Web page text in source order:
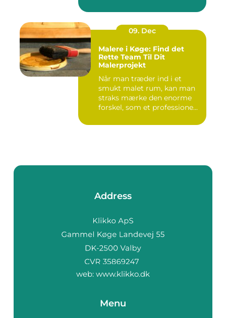
09. Dec
Malere i Køge: Find det
Rette Team Til Dit
Malerprojekt
Når man træder ind i et
smukt malet rum, kan man
straks mærke den enorme
forskel, som et professione...
Address
web: www.klikko.dk
Menu